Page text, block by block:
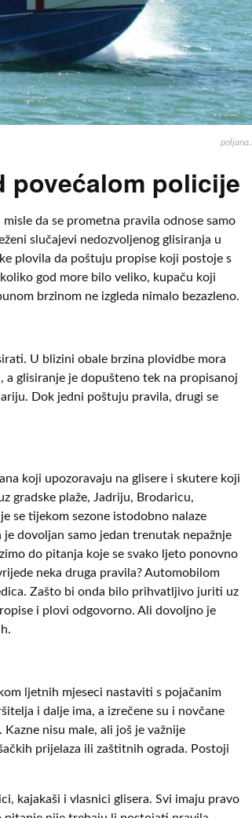
povećalom policije
da se prometna pravila odnose samo
slučajevi nedozvoljenog glisiranja u
plovila da poštuju propise koji postoje s
god more bilo veliko, kupaču koji
brzinom ne izgleda nimalo bezazleno.
U blizini obale brzina plovidbe mora
glisiranje je dopušteno tek na propisanoj
Dok jedni poštuju pravila, drugi se
koji upozoravaju na glisere i skutere koji
gradske plaže, Jadriju, Brodaricu,
se tijekom sezone istodobno nalaze
dovoljan samo jedan trenutak nepažnje
do pitanja koje se svako ljeto ponovno
neka druga pravila? Automobilom
Zašto bi onda bilo prihvatljivo juriti uz
i plovi odgovorno. Ali dovoljno je
ljetnih mjeseci nastaviti s pojačanim
i dalje ima, a izrečene su i novčane
nisu male, ali još je važnije
prijelaza ili zaštitnih ograda. Postoji
kajakaši i vlasnici glisera. Svi imaju pravo